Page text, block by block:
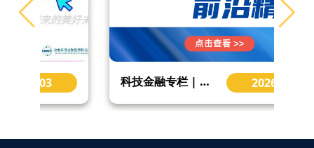
科技金融专栏 | 构建科技金融新型举国体制的创投解法 Venture Capital 2026-01